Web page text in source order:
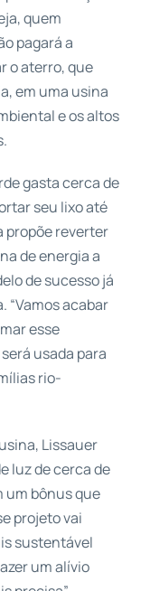
quem
pagará a
o aterro, que
em uma usina
e os altos
gasta cerca de
seu lixo até
propõe reverter
de energia a
de sucesso já
“Vamos acabar
esse
usada para
rio-
Lissauer
luz de cerca de
um bônus que
projeto vai
sustentável
um alívio